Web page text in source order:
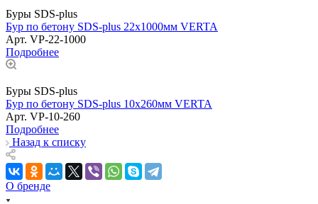
Буры SDS-plus
Бур по бетону SDS-plus 22х1000мм VERTA
Арт. VP-22-1000
Подробнее
Буры SDS-plus
Бур по бетону SDS-plus 10х260мм VERTA
Арт. VP-10-260
Подробнее
Назад к списку
О бренде